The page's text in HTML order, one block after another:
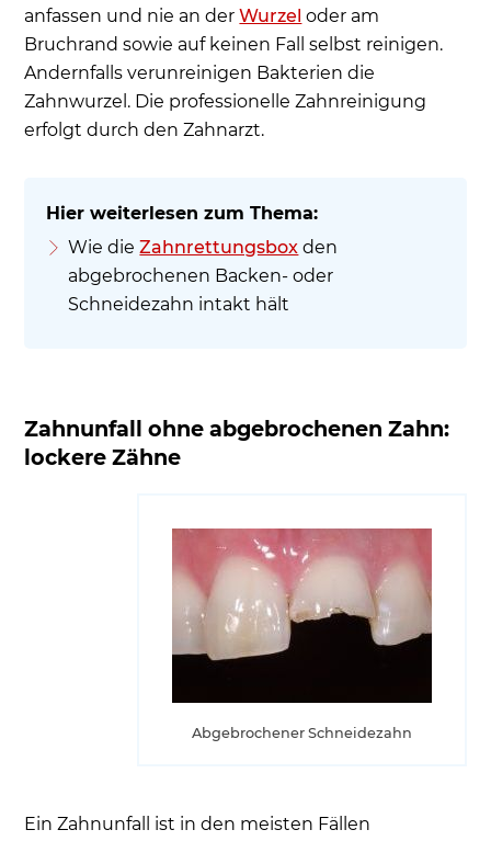
anfassen und nie an derWurzel oder am
Bruchrand sowie auf keinen Fall selbst reinigen.
Andernfalls verunreinigen Bakterien die
Zahnwurzel. Die professionelle Zahnreinigung
erfolgt durch den Zahnarzt.
Wie dieZahnrettungsbox den
abgebrochenen Backen- oder
Schneidezahn intakt hält
Zahnunfall ohne abgebrochenen Zahn:
lockere Zähne
Abgebrochener Schneidezahn
Ein Zahnunfall ist in den meisten Fällen